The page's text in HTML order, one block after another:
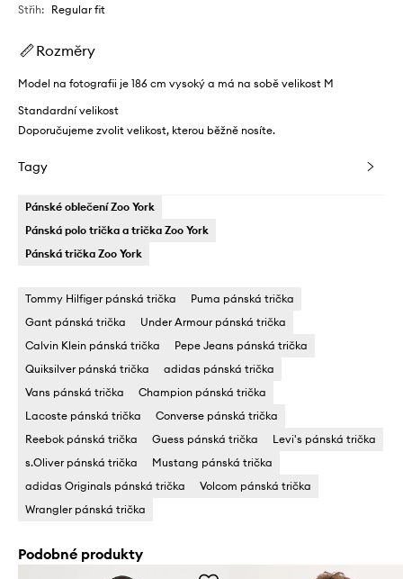
Střih: Regular fit
Rozměry
Model na fotografii je 186 cm vysoký a má na sobě velikost M
Standardní velikost
Doporučujeme zvolit velikost, kterou běžně nosíte.
Tagy
Pánské oblečení Zoo York
Pánská polo trička a trička Zoo York
Pánská trička Zoo York
Tommy Hilfiger pánská trička
Puma pánská trička
Gant pánská trička
Under Armour pánská trička
Calvin Klein pánská trička
Pepe Jeans pánská trička
Quiksilver pánská trička
adidas pánská trička
Vans pánská trička
Champion pánská trička
Lacoste pánská trička
Converse pánská trička
Reebok pánská trička
Guess pánská trička
Levi's pánská trička
s.Oliver pánská trička
Mustang pánská trička
adidas Originals pánská trička
Volcom pánská trička
Wrangler pánská trička
Podobné produkty